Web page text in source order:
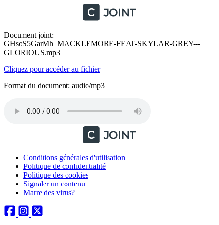
Document joint:
GHsoS5GarMh_MACKLEMORE-FEAT-SKYLAR-GREY---
GLORIOUS.mp3
Cliquez pour accéder au fichier
Format du document: audio/mp3
Conditions générales d'utilisation
Politique de confidentialité
Politique des cookies
Signaler un contenu
Marre des virus?